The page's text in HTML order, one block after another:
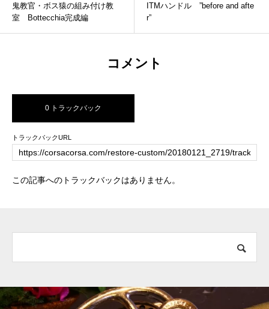
鬼教官・ボス猿の組み付け教
室 Bottecchia完成編
ITMハンドル ”before and afte
r”
コメント
0 トラックバック
トラックバックURL
この記事へのトラックバックはありません。